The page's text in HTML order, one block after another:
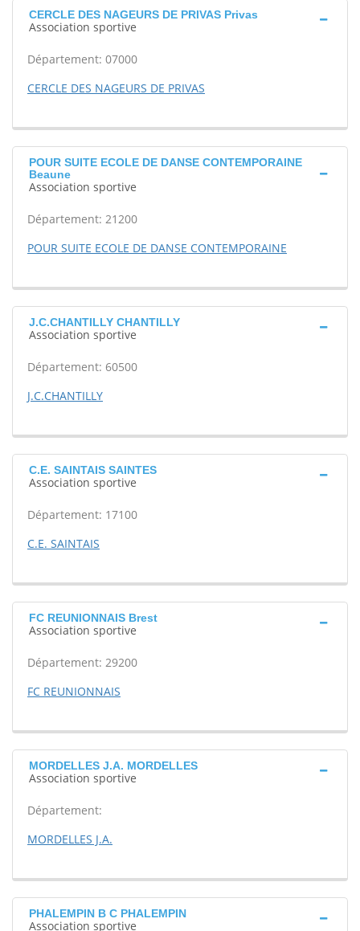
CERCLE DES NAGEURS DE PRIVAS Privas
Association sportive
Département: 07000
CERCLE DES NAGEURS DE PRIVAS
POUR SUITE ECOLE DE DANSE CONTEMPORAINE
Beaune
Association sportive
Département: 21200
POUR SUITE ECOLE DE DANSE CONTEMPORAINE
J.C.CHANTILLY CHANTILLY
Association sportive
Département: 60500
J.C.CHANTILLY
C.E. SAINTAIS SAINTES
Association sportive
Département: 17100
C.E. SAINTAIS
FC REUNIONNAIS Brest
Association sportive
Département: 29200
FC REUNIONNAIS
MORDELLES J.A. MORDELLES
Association sportive
Département:
MORDELLES J.A.
PHALEMPIN B C PHALEMPIN
Association sportive